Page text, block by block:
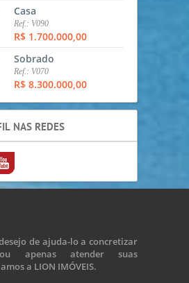
Casa
Ref.: V090
R$ 1.700.000,00
Sobrado
Ref.: V070
R$ 8.300.000,00
NAS REDES
de ajuda-lo a concretizar
apenas atender suas
a LION IMÓVEIS.